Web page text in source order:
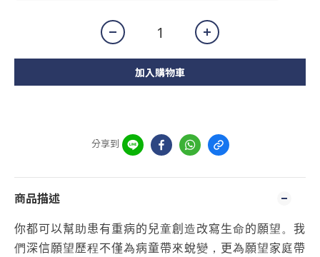
加入購物車
分享到
商品描述
你都可以幫助 患有重病的兒童創 造改寫生命的願望。 我
們深信願望歷程不僅為病童帶來蛻變， 更為願望家庭帶